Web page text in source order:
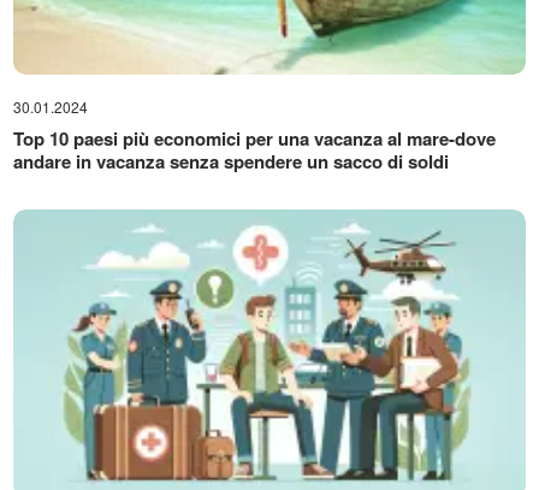
30.01.2024
Top 10 paesi più economici per una vacanza al mare-dove
andare in vacanza senza spendere un sacco di soldi